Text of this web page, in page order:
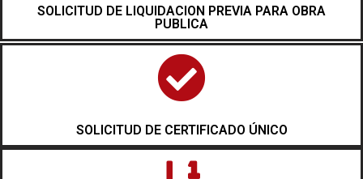
SOLICITUD DE LIQUIDACION PREVIA PARA OBRA
PUBLICA
SOLICITUD DE CERTIFICADO ÚNICO